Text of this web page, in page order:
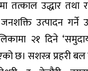
तत्काल उद्धार तथा
उत्पादन गर्ने
२१ दिने
छ। सशस्त्र प्रहरी